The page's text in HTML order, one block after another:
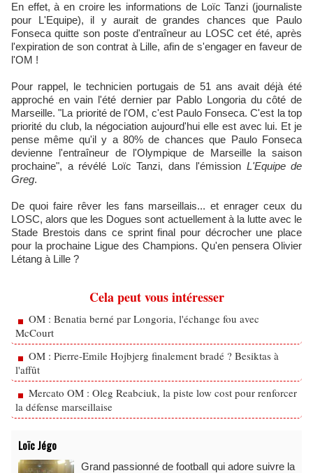
En effet, à en croire les informations de Loïc Tanzi (journaliste
pour L'Equipe), il y aurait de grandes chances que Paulo
Fonseca quitte son poste d'entraîneur au LOSC cet été, après
l'expiration de son contrat à Lille, afin de s'engager en faveur de
l'OM !
Pour rappel, le technicien portugais de 51 ans avait déjà été
approché en vain l'été dernier par Pablo Longoria du côté de
Marseille. "La priorité de l'OM, c'est Paulo Fonseca. C'est la top
priorité du club, la négociation aujourd'hui elle est avec lui. Et je
pense même qu'il y a 80% de chances que Paulo Fonseca
devienne l'entraîneur de l'Olympique de Marseille la saison
prochaine", a révélé Loïc Tanzi, dans l'émission L'Equipe de
Greg.
De quoi faire rêver les fans marseillais... et enrager ceux du
LOSC, alors que les Dogues sont actuellement à la lutte avec le
Stade Brestois dans ce sprint final pour décrocher une place
pour la prochaine Ligue des Champions. Qu'en pensera Olivier
Létang à Lille ?
Cela peut vous intéresser
OM : Benatia berné par Longoria, l'échange fou avec
McCourt
OM : Pierre-Emile Hojbjerg finalement bradé ? Besiktas à
l'affût
Mercato OM : Oleg Reabciuk, la piste low cost pour renforcer
la défense marseillaise
Loïc Jégo
Grand passionné de football qui adore suivre la